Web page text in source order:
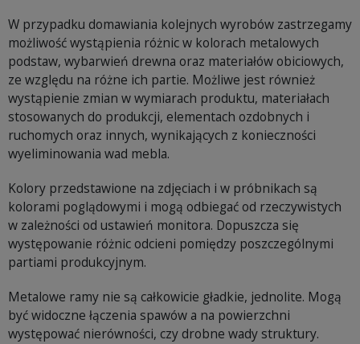
W przypadku domawiania kolejnych wyrobów zastrzegamy
możliwość wystąpienia różnic w kolorach metalowych
podstaw, wybarwień drewna oraz materiałów obiciowych,
ze względu na różne ich partie. Możliwe jest również
wystąpienie zmian w wymiarach produktu, materiałach
stosowanych do produkcji, elementach ozdobnych i
ruchomych oraz innych, wynikających z konieczności
wyeliminowania wad mebla.
Kolory przedstawione na zdjęciach i w próbnikach są
kolorami poglądowymi i mogą odbiegać od rzeczywistych
w zależności od ustawień monitora. Dopuszcza się
występowanie różnic odcieni pomiędzy poszczególnymi
partiami produkcyjnym.
Metalowe ramy nie są całkowicie gładkie, jednolite. Mogą
być widoczne łączenia spawów a na powierzchni
występować nierówności, czy drobne wady struktury.